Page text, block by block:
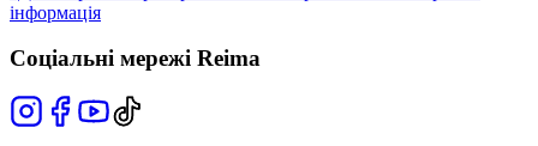
інформація
Соціальні мережі Reima